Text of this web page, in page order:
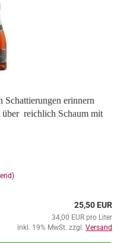
Schat­tie­run­gen er­in­nern
reich­lich Schaum mit
25,50 EUR
34,00 EUR pro Liter
inkl. 19% MwSt. zzgl. Versand